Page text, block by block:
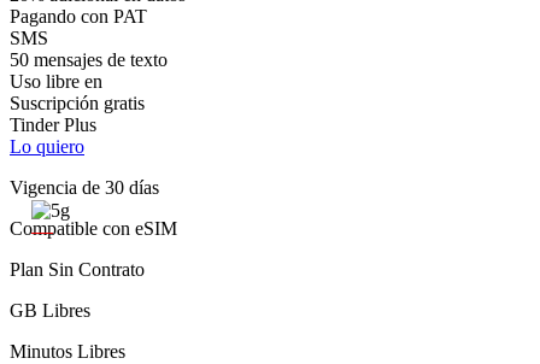
Pagando con PAT
SMS
50 mensajes de texto
Uso libre en
Suscripción gratis
Tinder Plus
Lo quiero
Vigencia de 30 días
Compatible con eSIM
Plan Sin Contrato
GB Libres
Minutos Libres